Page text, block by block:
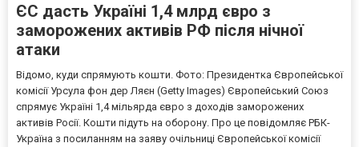
ЄС дасть Україні 1,4 млрд євро з
заморожених активів РФ після нічної
атаки
Відомо, куди спрямують кошти. Фото: Президентка Європейської
комісії Урсула фон дер Ляєн (Getty Images) Європейський Союз
спрямує Україні 1,4 мільярда євро з доходів заморожених
активів Росії. Кошти підуть на оборону. Про це повідомляє РБК-
Україна з посиланням на заяву очільниці Європейської комісії